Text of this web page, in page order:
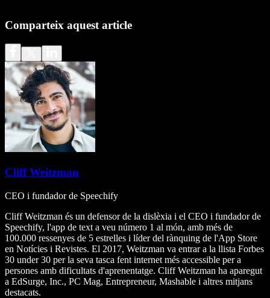
Comparteix aquest article
Cliff Weitzman
CEO i fundador de Speechify
Cliff Weitzman és un defensor de la dislèxia i el CEO i fundador de
Speechify, l'app de text a veu número 1 al món, amb més de
100.000 ressenyes de 5 estrelles i líder del rànquing de l'App Store
en Notícies i Revistes. El 2017, Weitzman va entrar a la llista Forbes
30 under 30 per la seva tasca fent internet més accessible per a
persones amb dificultats d'aprenentatge. Cliff Weitzman ha aparegut
a EdSurge, Inc., PC Mag, Entrepreneur, Mashable i altres mitjans
destacats.